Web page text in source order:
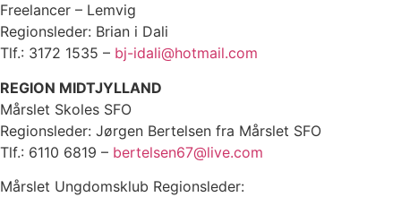
Freelancer – Lemvig
Regionsleder: Brian i Dali
Tlf.: 3172 1535 – bj-idali@hotmail.com
REGION MIDTJYLLAND
Mårslet Skoles SFO
Regionsleder: Jørgen Bertelsen fra Mårslet SFO
Tlf.: 6110 6819 – bertelsen67@live.com
Mårslet Ungdomsklub Regionsleder: